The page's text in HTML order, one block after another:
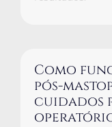
Como
pós-
cuidados